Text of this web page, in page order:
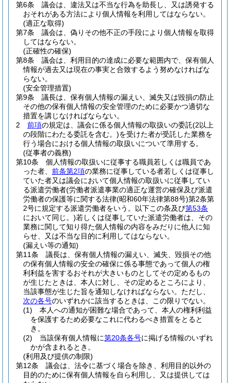
第6条
議会は、違法又は不当な行為を助長し、又は誘発する
おそれがある方法により個人情報を利用してはならない。
(適正な取得)
第7条
議会は、偽りその他不正の手段により個人情報を取得
してはならない。
(正確性の確保)
第8条
議会は、利用目的の達成に必要な範囲内で、保有個人
情報が過去又は現在の事実と合致するよう努めなければな
らない。
(安全管理措置)
第9条
議長は、保有個人情報の漏えい、滅失又は毀損の防止
その他の保有個人情報の安全管理のために必要かつ適切な
措置を講じなければならない。
2
前項の規定は、議会に係る個人情報の取扱いの委託(2以上
の段階にわたる委託を含む。)を受けた者が受託した業務を
行う場合における個人情報の取扱いについて準用する。
(従事者の義務)
第10条
個人情報の取扱いに従事する職員若しくは職員であ
った者、 前条第2項の業務に従事している者若しくは従事し
ていた者又は議会において個人情報の取扱いに従事してい
る派遣労働者(労働者派遣事業の適正な運営の確保及び派遣
労働者の保護等に関する法律(昭和60年法律第88号)第2条第
2号に規定する派遣労働者をいう。以下この条及び第53条
において同じ。)若しくは従事していた派遣労働者は、その
業務に関して知り得た個人情報の内容をみだりに他人に知
らせ、又は不当な目的に利用してはならない。
(漏えい等の通知)
第11条
議長は、保有個人情報の漏えい、滅失、毀損その他
の保有個人情報の安全の確保に係る事態であって個人の権
利利益を害するおそれが大きいものとしてその定めるもの
が生じたときは、本人に対し、その定めるところにより、
当該事態が生じた旨を通知しなければならない。 ただし、
次の各号のいずれかに該当するときは、この限りでない。
(1)
本人への通知が困難な場合であって、本人の権利利益
を保護するため必要なこれに代わるべき措置をとると
き。
(2)
当該保有個人情報に第20条各号に掲げる情報のいずれ
かが含まれるとき。
(利用及び提供の制限)
第12条
議会は、法令に基づく場合を除き、利用目的以外の
目的のために保有個人情報を自ら利用し、又は提供しては